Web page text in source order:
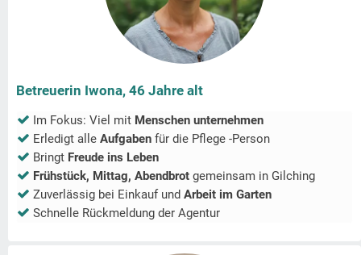
Betreuerin Iwona, 46 Jahre alt
Im Fokus: Viel mit Menschen unternehmen
Erledigt alle Aufgaben für die Pflege -Person
Bringt Freude ins Leben
Frühstück, Mittag, Abendbrot gemeinsam in Gilching
Zuverlässig bei Einkauf und Arbeit im Garten
Schnelle Rückmeldung der Agentur